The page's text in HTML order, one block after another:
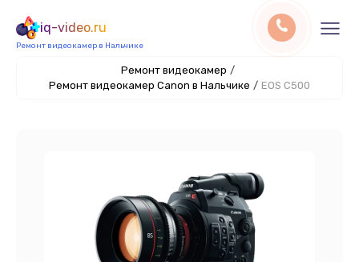
iq-video.ru
Ремонт видеокамер в Нальчике
Ремонт видеокамер /
Ремонт видеокамер Canon в Нальчике / EOS C500